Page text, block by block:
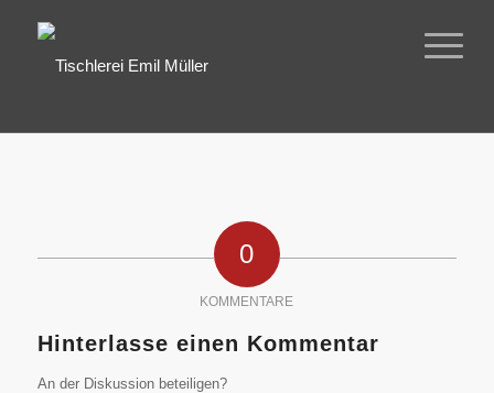
0
KOMMENTARE
Hinterlasse einen Kommentar
An der Diskussion beteiligen?